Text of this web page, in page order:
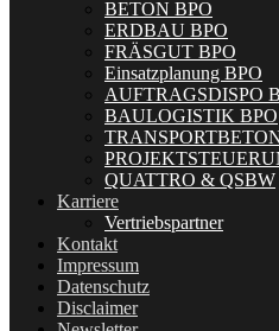
BETON BPO
ERDBAU BPO
FRÄSGUT BPO
Einsatzplanung BPO
AUFTRAGSDISPO
BAULOGISTIK BPO
QUATTRO & QSBW
Karriere
Vertriebspartner
Kontakt
Impressum
Datenschutz
Disclaimer